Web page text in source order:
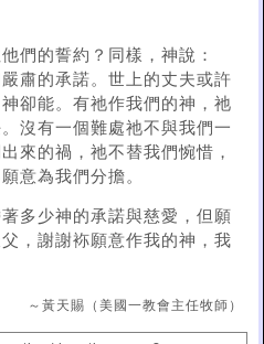
們的誓約？同樣，神說：
肅的承諾。世上的丈夫或許
卻能。有祂作我們的神，祂
沒有一個難處祂不與我們一
來的禍，祂不替我們惋惜，
意為我們分擔。
多少神的承諾與慈愛，但願
，謝謝袮願意作我的神，我
～黃天賜（美國一教會主任牧師）